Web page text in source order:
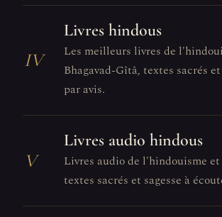
IV
Livres hindous
Les meilleurs livres de
Bhagavad-Gîtâ, textes sacrés
par avis.
V
Livres audio hindous
Livres audio de l'hindouisme et
textes sacrés et sagesse à